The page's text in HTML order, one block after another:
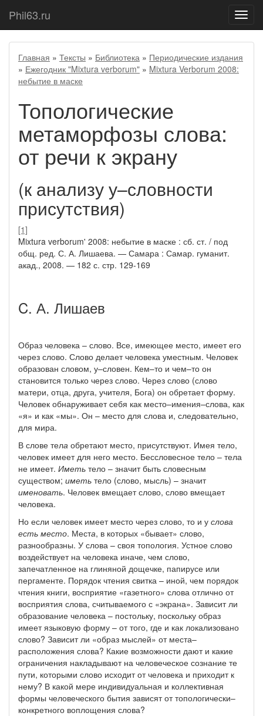
меню
Phil63.ru
Главная » Тексты » Библиотека » Периодические издания
» Ежегодник "Mixtura verborum" » Mixtura Verborum 2008:
небытие в маске
Топологические
метаморфозы слова:
от речи к экрану
(к анализу у–словности
присутствия)
[1]
Mixtura verborum' 2008: небытие в маске : сб. ст. / под
общ. ред. С. А. Лишаева. — Самара : Самар. гуманит.
акад., 2008. — 182 с. стр. 129-169
C. А. Лишаев
Образ человека – слово. Все, имеющее место, имеет его
через слово. Слово делает человека уместным. Человек
образован словом, у–словен. Кем–то и чем–то он
становится только через слово. Через слово (слово
матери, отца, друга, учителя, Бога) он обретает форму.
Человек обнаруживает себя как место–имения–слова, как
«я» и как «мы». Он – место для слова и, следовательно,
для мира.
В слове тела обретают место, присутствуют. Имея тело,
человек имеет для него место. Бессловесное тело – тела
не имеет. Иметь тело – значит быть словесным
существом; иметь тело (слово, мысль) – значит
именовать. Человек вмещает слово, слово вмещает
человека.
Но если человек имеет место через слово, то и у слова
есть место. Места, в которых «бывает» слово,
разнообразны. У слова – своя топология. Устное слово
воздействует на человека иначе, чем слово,
запечатленное на глиняной дощечке, папирусе или
пергаменте. Порядок чтения свитка – иной, чем порядок
чтения книги, восприятие «газетного» слова отлично от
восприятия слова, считываемого с «экрана». Зависит ли
образование человека – постольку, поскольку образ
имеет языковую форму – от того, где и как локализовано
слово? Зависит ли «образ мыслей» от места–
расположения слова? Какие возможности дают и какие
ограничения накладывают на человеческое сознание те
пути, которыми слово исходит от человека и приходит к
нему? В какой мере индивидуальная и коллективная
формы человеческого бытия зависят от топологически–
конкретного воплощения слова?